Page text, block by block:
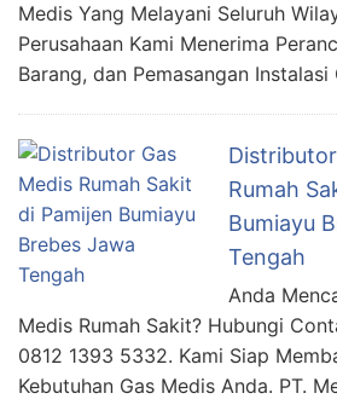
Medis Yang Melayani Seluruh
Perusahaan Kami Menerima
Barang, dan Pemasangan
Rumah
Bumiayu
Tengah
Anda
Medis Rumah Sakit? Hubungi
0812 1393 5332. Kami Siap
Kebutuhan Gas Medis Anda. PT.